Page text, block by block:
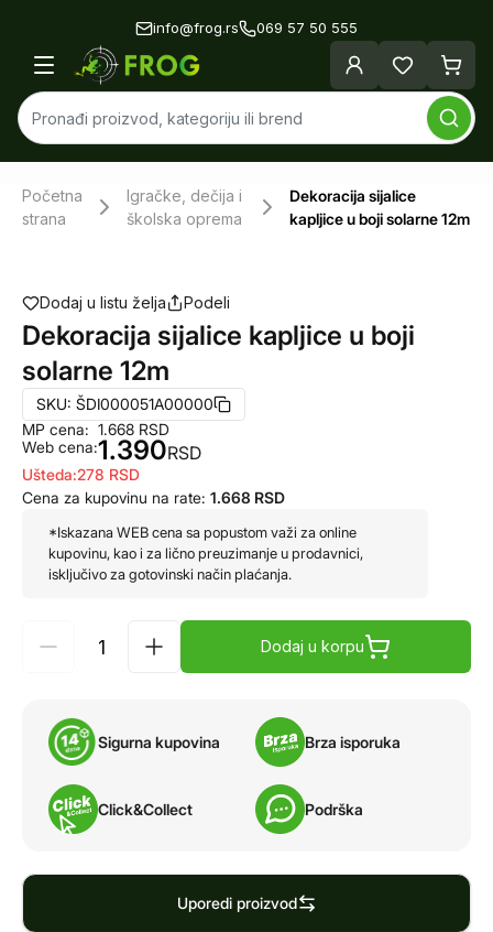
info@frog.rs 069 57 50 555
Početna
strana
Igračke, dečija i
školska oprema
Dekoracija sijalice
kapljice u boji solarne 12m
Dodaj u listu želja Podeli
Dekoracija sijalice kapljice u boji
solarne 12m
SKU: ŠDI000051A00000
MP cena:
Web cena:
1.668 RSD
1.390RSD
Ušteda:278 RSD
Cena za kupovinu na rate: 1.668 RSD
*Iskazana WEB cena sa popustom važi za online
kupovinu, kao i za lično preuzimanje u prodavnici,
isključivo za gotovinski način plaćanja.
Dodaj u korpu
Sigurna kupovina Brza isporuka
Click&Collect Podrška
Uporedi proizvod